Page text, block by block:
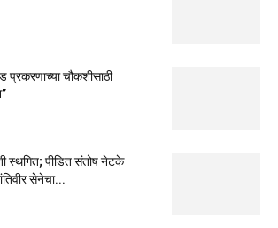
प्रकरणाच्या चौकशीसाठी
स्थगित; पीडित संतोष नेटके
सेनेचा...